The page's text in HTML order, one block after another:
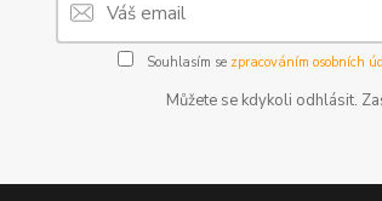
Souhlasím se zpracováním osobních
Můžete se kdykoli odhlásit.